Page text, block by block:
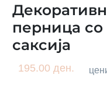
перница со
саксија
195.00 ден.